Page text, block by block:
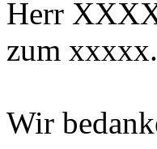
Herr
zum xxxxx.
Wir